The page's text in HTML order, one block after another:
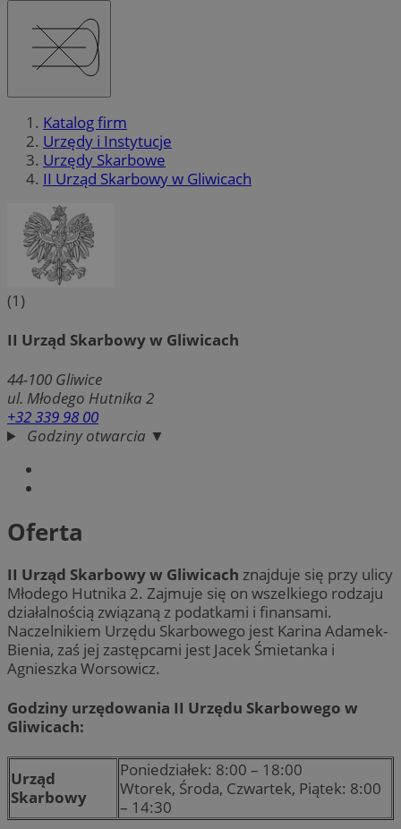
Katalog firm
Urzędy i Instytucje
Urzędy Skarbowe
II Urząd Skarbowy w Gliwicach
(1)
II Urząd Skarbowy w Gliwicach
44-100 Gliwice
ul. Młodego Hutnika 2
+32 339 98 00
Godziny otwarcia ▼
Oferta
II Urząd Skarbowy w Gliwicach znajduje się przy ulicy
Młodego Hutnika 2. Zajmuje się on wszelkiego rodzaju
działalnością związaną z podatkami i finansami.
Naczelnikiem Urzędu Skarbowego jest Karina Adamek-
Bienia, zaś jej zastępcami jest Jacek Śmietanka i
Agnieszka Worsowicz.
Godziny urzędowania II Urzędu Skarbowego w
Gliwicach:
Urząd
Skarbowy
Poniedziałek: 8:00 – 18:00
Wtorek, Środa, Czwartek, Piątek: 8:00
– 14:30